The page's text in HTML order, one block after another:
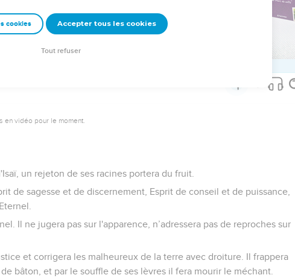
de l’univers, brise les branches avec violence : les plus hauts arbres
terre.
et le Liban s’effondre sous les coups du Dieu puissant.
en vidéo pour le moment.
un rejeton de ses racines portera du fruit.
de sagesse et de discernement, Esprit de conseil et de puissance,
Il ne jugera pas sur l'apparence, n’adressera pas de reproches sur
et corrigera les malheureux de la terre avec droiture. Il frappera
bâton, et par le souffle de ses lèvres il fera mourir le méchant.
cookies Accepter tous les cookies
Tout refuser